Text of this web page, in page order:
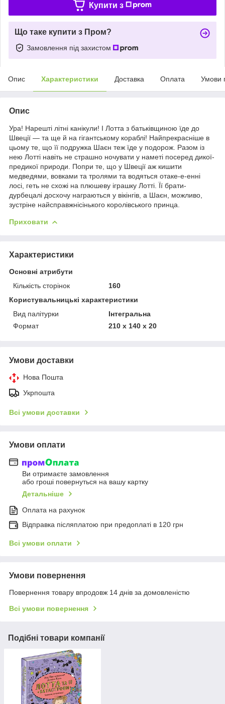
Купити з
Що таке купити з Пром?
Замовлення під захистом
Опис Характеристики Доставка Оплата Умови
Опис
Ура! Нарешті літні канікули! І Лотта з батьківщиною їде до
Швеції — та ще й на гігантському кораблі! Найпрекрасніше в
цьому те, що її подружка Шаєн теж їде у подорож. Разом із
нею Лотті навіть не страшно ночувати у наметі посеред дикої-
предикої природи. Попри те, що у Швеції аж кишити
медведями, вовками та тролями та водяться отаке-е-енні
лосі, геть не схожі на плюшеву іграшку Лотті. Її брати-
дурбецалі досхочу награються у вікінгів, а Шаєн, можливо,
зустріне найсправжнісінького королівського принца.
Приховати
Характеристики
Основні атрибути
Кількість сторінок
160
Користувальницькі характеристики
Вид палітурки
Інтегральна
Формат
210 х 140 х 20
Умови доставки
Нова Пошта
Укрпошта
Всі умови доставки
Умови оплати
Ви отримаєте замовлення
або гроші повернуться на вашу картку
Детальніше
Оплата на рахунок
Відправка післяплатою при предоплаті в 120 грн
Всі умови оплати
Умови повернення
Повернення товару впродовж 14 днів за домовленістю
Всі умови повернення
Подібні товари компанії